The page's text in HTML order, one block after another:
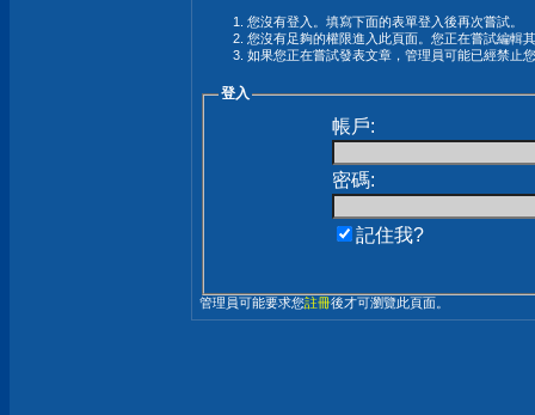
您沒有登入。填寫下面的表單登入後再次嘗試。
您沒有足夠的權限進入此頁面。您正在嘗試編輯
如果您正在嘗試發表文章，管理員可能已經禁止
登入
帳戶:
密碼:
記住我?
管理員可能要求您註冊後才可瀏覽此頁面。